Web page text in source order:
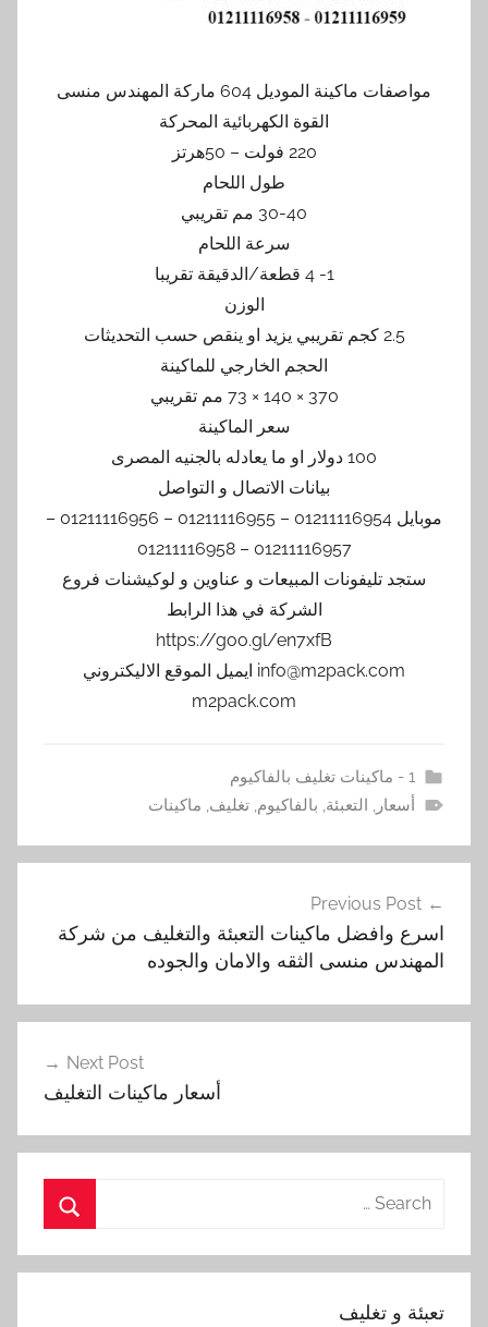
مواصفات ماكينة الموديل 604 ماركة المهندس منسى
القوة الكهربائية المحركة
220 فولت – 50هرتز
طول اللحام
30-40 مم تقريبي
سرعة اللحام
1- 4 قطعة/الدقيقة تقريبا
الوزن
2.5 كجم تقريبي يزيد او ينقص حسب التحديثات
الحجم الخارجي للماكينة
370 × 140 × 73 مم تقريبي
سعر الماكينة
100 دولار او ما يعادله بالجنيه المصرى
بيانات الاتصال و التواصل
موبايل 01211116954 – 01211116955 – 01211116956 –
01211116957 – 01211116958
ستجد تليفونات المبيعات و عناوين و لوكيشنات فروع
الشركة في هذا الرابط
https://goo.gl/en7xfB
info@m2pack.com ايميل الموقع الاليكتروني
m2pack.com
1 - ماكينات تغليف بالفاكيوم
أسعار, التعبئة, بالفاكيوم,تغليف, ماكينات
المقالات
Previous Post
اسرع وافضل ماكينات التعبئة والتغليف من شركة
المهندس منسى الثقه والامان والجوده
Next Post
أسعار ماكينات التغليف
Search
تعبئة و تغليف